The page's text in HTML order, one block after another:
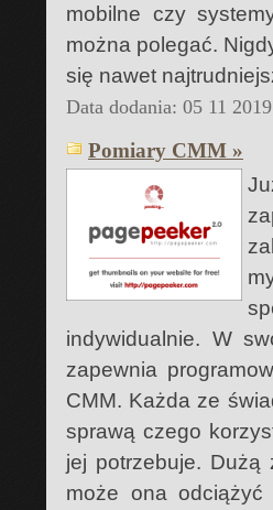
mobilne czy
można polegać.
się nawet
Data dodania: 05 11
Pomiary CMM »
indywidualnie. W
zapewnia
CMM. Każda ze
sprawą czego
jej potrzebuje. Dużą
może ona